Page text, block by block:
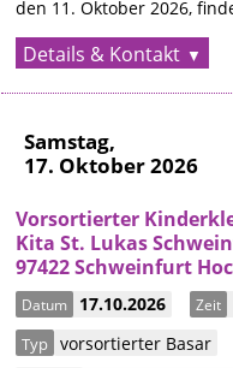
den 11. Oktober 2026,
Details & Kontakt
Samstag,
17. Oktober 2026
Vorsortierter
Kita St. Lukas
97422 Schweinfurt
Datum 17.10.2026 Zeit
Typ vorsortierter Basar